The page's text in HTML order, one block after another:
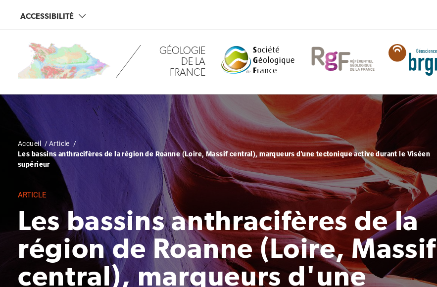
contenu
ACCESSIBILITÉ
GÉOLOGIE
DE LA
FRANCE
Fil
d'Ariane
Accueil
Article
Les bassins anthracifères de la région de Roanne (Loire, Massif central), marqueurs d'une tectonique active durant le Viséen
supérieur
ARTICLE
Les bassins anthracifères de la
région de Roanne (Loire, Massif
central), marqueurs d'une